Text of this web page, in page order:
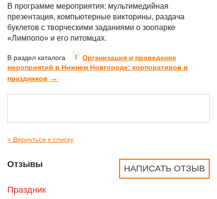
В программе мероприятия: мультимедийная
презентация, компьютерные викторины, раздача
буклетов с творческими заданиями о зоопарке
«Лимпопо» и его питомцах.
В раздел каталога
Организация и проведение
мероприятий в Нижнем Новгороде: корпоративов и
праздников →
< Вернуться к списку
НАПИСАТЬ ОТЗЫВ
Отзывы
Праздник